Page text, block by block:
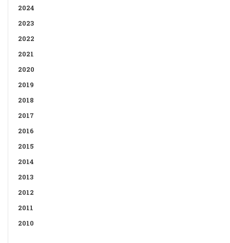
2024
2023
2022
2021
2020
2019
2018
2017
2016
2015
2014
2013
2012
2011
2010